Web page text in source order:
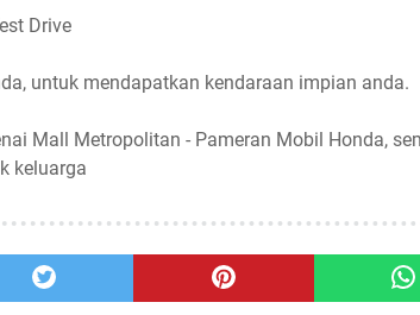
Drive
untuk mendapatkan kendaraan impian anda.
Mall Metropolitan - Pameran Mobil Honda,
keluarga